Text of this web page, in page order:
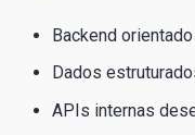
Backend
Dados
APIs internas